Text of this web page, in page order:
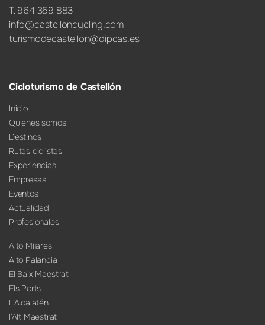
T. 964 359 883
info@castelloncycling.com
turismodecastellon@dipcas.es
Cicloturismo de Castellón
Inicio
Quienes somos
Destinos
Rutas ciclistas
Experiencias
Empresas
Eventos
Actualidad
Profesionales
Alto Mijares
Alto Palancia
El Baix Maestrat
Els Ports
L’Alcalatén
l’Alt Maestrat